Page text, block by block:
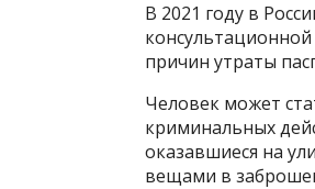
В 2021 году в
причин утраты
Человек может
криминальных
оказавшиеся на
вещами в